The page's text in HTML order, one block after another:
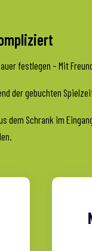
festlegen – Mit
der gebuchten
dem Schrank im